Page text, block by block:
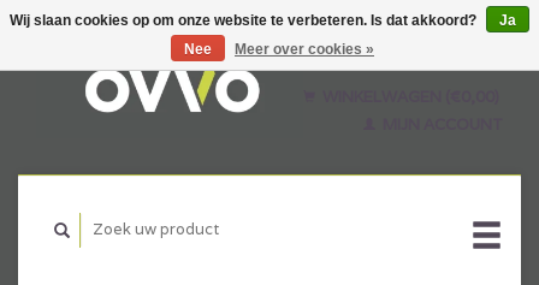
Wij slaan cookies op om onze website te verbeteren. Is dat akkoord?
Ja
Nee
Meer over cookies »